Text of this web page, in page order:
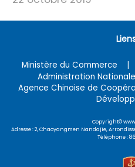
Ministère du Commerce
Administration
Agence Chinoise de
Copyright©
Adresse : 2, Chaoyangmen Nandajie,
Téléphone :